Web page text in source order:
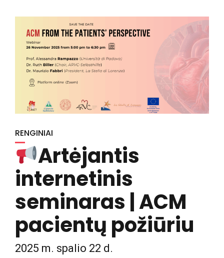
RENGINIAI
Artėjantis
internetinis
seminaras | ACM
pacientų požiūriu
2025 m. spalio 22 d.